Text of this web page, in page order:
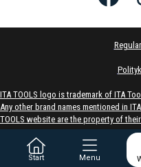
ITA TOOLS logo is trademark of ITA
Any other brand names mentioned in
TOOLS website are the property of
Start Menu